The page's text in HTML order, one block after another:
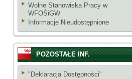
Wolne Stanowiska Pracy w
WFOŚiGW
Informacje Nieudostępnione
POZOSTAŁE INF.
"Deklaracja Dostępności"